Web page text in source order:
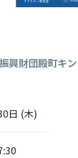
財団殿町キ
日 (木)